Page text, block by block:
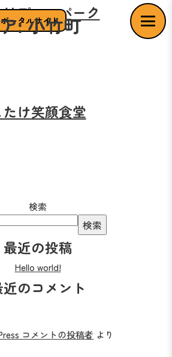
ータルサイト
:小竹町
プレーパーク
たけ笑顔食堂
検索
検索
最近の投稿
Hello world!
のコメント
コメントの投稿者 より